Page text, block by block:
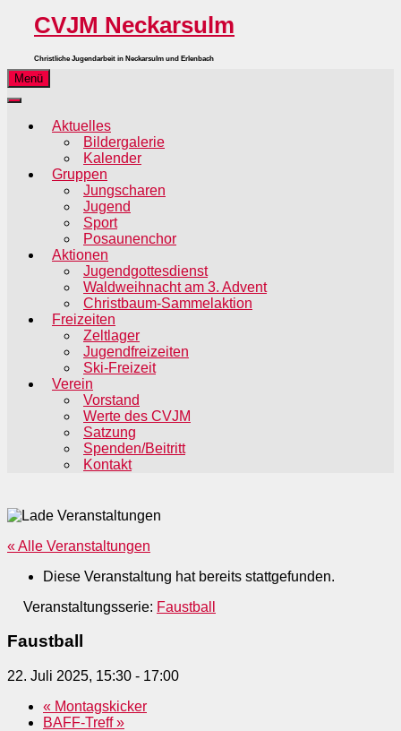
CVJM Neckarsulm
Christliche Jugendarbeit in Neckarsulm und Erlenbach
Menü
Aktuelles
Bildergalerie
Kalender
Gruppen
Jungscharen
Jugend
Sport
Posaunenchor
Aktionen
Jugendgottesdienst
Waldweihnacht am 3. Advent
Christbaum-Sammelaktion
Freizeiten
Zeltlager
Jugendfreizeiten
Ski-Freizeit
Verein
Vorstand
Werte des CVJM
Satzung
Spenden/Beitritt
Kontakt
« Alle Veranstaltungen
Diese Veranstaltung hat bereits stattgefunden.
Veranstaltungsserie: Faustball
Faustball
22. Juli 2025, 15:30 - 17:00
« Montagskicker
BAFF-Treff»